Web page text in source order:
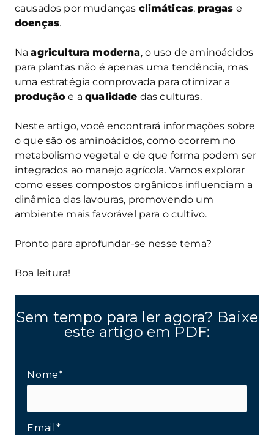
causados por mudanças climáticas, pragas e
doenças.
Naagricultura moderna, o uso de aminoácidos
para plantas não é apenas uma tendência, mas
uma estratégia comprovada para otimizar a
produção e aqualidade das culturas.
Neste artigo, você encontrará informações sobre
o que são os aminoácidos, como ocorrem no
metabolismo vegetal e de que forma podem ser
integrados ao manejo agrícola. Vamos explorar
como esses compostos orgânicos influenciam a
dinâmica das lavouras, promovendo um
ambiente mais favorável para o cultivo.
Pronto para aprofundar-se nesse tema?
Boa leitura!
Sem tempo para ler agora? Baixe
este artigo em PDF:
Nome*
Email*